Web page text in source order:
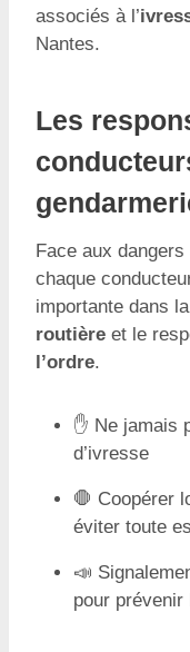
associés à l’
Nantes.
Les
Face aux dangers
chaque
importante dans
routière et le
l’ordre.
✋ Ne jamais
d’ivresse
🛑 Coopérer
éviter toute
📣
pour